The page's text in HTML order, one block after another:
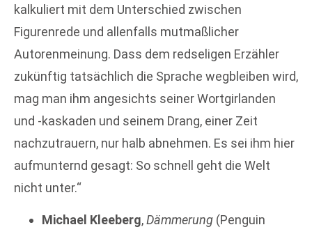
kalkuliert mit dem Unterschied zwischen
Figurenrede und allenfalls mutmaßlicher
Autorenmeinung. Dass dem redseligen Erzähler
zukünftig tatsächlich die Sprache wegbleiben wird,
mag man ihm angesichts seiner Wortgirlanden
und -kaskaden und seinem Drang, einer Zeit
nachzutrauern, nur halb abnehmen. Es sei ihm hier
aufmunternd gesagt: So schnell geht die Welt
nicht unter.“
Michael Kleeberg,Dämmerung (Penguin